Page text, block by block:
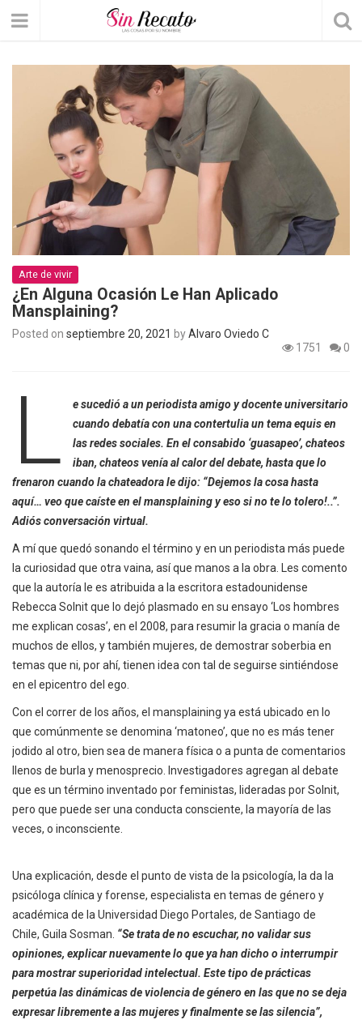
Arte de vivir
¿En Alguna Ocasión Le Han Aplicado
Mansplaining?
Posted on septiembre 20, 2021 byÁlvaro Oviedo C
1751
0
L
e sucedió a un periodista amigo y docente universitario
cuando debatía con una contertulia un tema equis en
las redes sociales. En el consabido ‘guasapeo’, chateos
iban, chateos venía al calor del debate, hasta que lo
frenaron cuando la chateadora le dijo: “Dejemos la cosa hasta
aquí… veo que caíste en el mansplaining y eso si no te lo tolero!..”.
Adiós conversación virtual.
A mí que quedó sonando el término y en un periodista más puede
la curiosidad que otra vaina, así que manos a la obra. Les comento
que la autoría le es atribuida a la escritora estadounidense
Rebecca Solnit que lo dejó plasmado en su ensayo ‘Los hombres
me explican cosas’, en el 2008, para resumir la gracia o manía de
muchos de ellos, y también mujeres, de demostrar soberbia en
temas que ni, por ahí, tienen idea con tal de seguirse sintiéndose
en el epicentro del ego.
Con el correr de los años, el mansplaining ya está ubicado en lo
que comúnmente se denomina ‘matoneo’, que no es más tener
jodido al otro, bien sea de manera física o a punta de comentarios
llenos de burla y menosprecio. Investigadores agregan al debate
que es un término inventado por feministas, lideradas por Solnit,
pero que puede ser una conducta consciente, la mayoría de las
veces, o inconsciente.
Una explicación, desde el punto de vista de la psicología, la da la
psicóloga clínica y forense, especialista en temas de género y
académica de la Universidad Diego Portales, de Santiago de
Chile, Guila Sosman. “Se trata de no escuchar, no validar sus
opiniones, explicar nuevamente lo que ya han dicho o interrumpir
para mostrar superioridad intelectual. Este tipo de prácticas
perpetúa las dinámicas de violencia de género en las que no se deja
expresar libremente a las mujeres y finalmente se las silencia”,